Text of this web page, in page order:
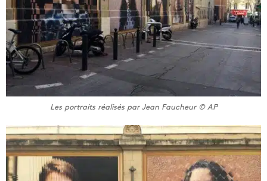
Les portraits réalisés par Jean Faucheur © AP